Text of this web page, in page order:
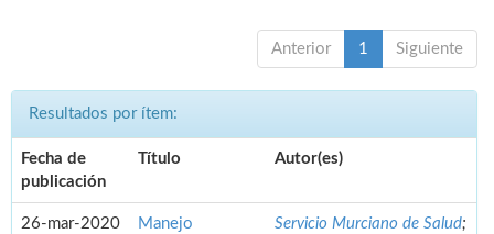
Anterior 1 Siguiente
Resultados por ítem:
Fecha de
publicación
Título Autor(es)
26-mar-2020
Manejo
Servicio Murciano de Salud;